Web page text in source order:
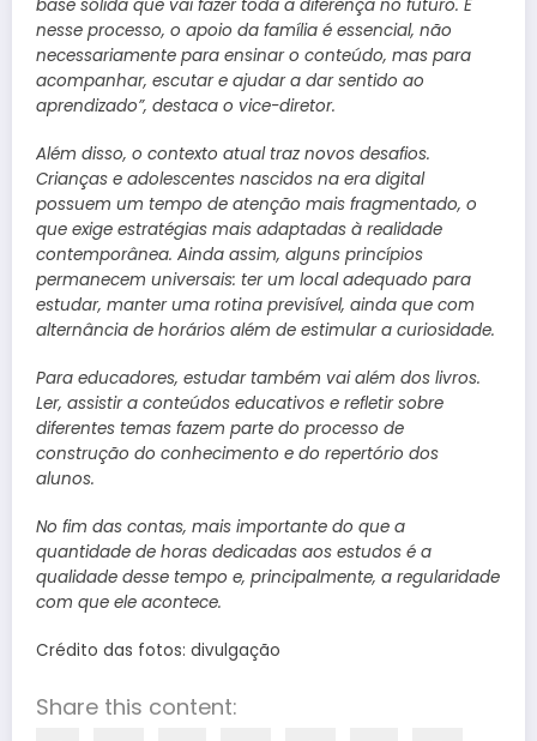
base sólida que vai fazer toda a diferença no futuro. E
nesse processo, o apoio da família é essencial, não
necessariamente para ensinar o conteúdo, mas para
acompanhar, escutar e ajudar a dar sentido ao
aprendizado”, destaca o vice-diretor.
Além disso, o contexto atual traz novos desafios.
Crianças e adolescentes nascidos na era digital
possuem um tempo de atenção mais fragmentado, o
que exige estratégias mais adaptadas à realidade
contemporânea. Ainda assim, alguns princípios
permanecem universais: ter um local adequado para
estudar, manter uma rotina previsível, ainda que com
alternância de horários além de estimular a curiosidade.
Para educadores, estudar também vai além dos livros.
Ler, assistir a conteúdos educativos e refletir sobre
diferentes temas fazem parte do processo de
construção do conhecimento e do repertório dos
alunos.
No fim das contas, mais importante do que a
quantidade de horas dedicadas aos estudos é a
qualidade desse tempo e, principalmente, a regularidade
com que ele acontece.
Crédito das fotos: divulgação
Share this content: